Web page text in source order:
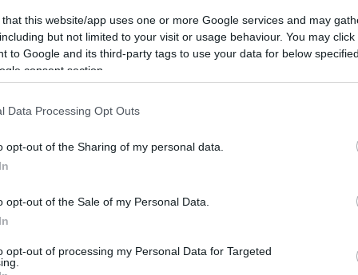
that this website/app uses one or more Google services and may
but not limited to your visit or usage behaviour. You may
to Google and its third-party tags to use your data for below
consent section.
Data Processing Opt Outs
opt-out of the Sharing of my personal data.
opt-out of the Sale of my Personal Data.
opt-out of processing my Personal Data for Targeted
professor Santo Gagliano
un esperto del settore
scegliere tra due opzioni: un esame da3 crediti
proprie esigenze e del piano di studi.